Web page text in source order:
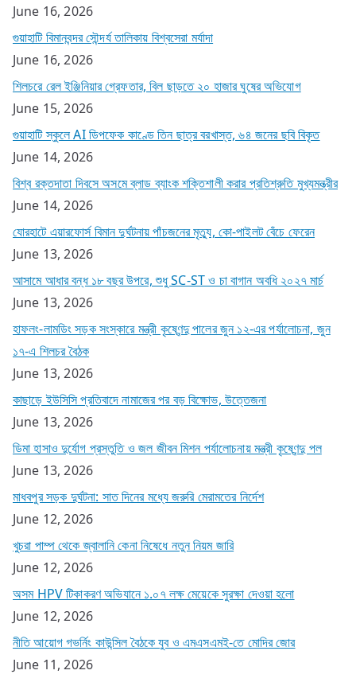
June 16, 2026
গুয়াহাটি বিমানবন্দর সৌন্দর্য তালিকায় বিশ্বসেরা মর্যাদা
June 16, 2026
শিলচরে রেল ইঞ্জিনিয়ার গ্রেফতার, বিল ছাড়তে ২০ হাজার ঘুষের অভিযোগ
June 15, 2026
গুয়াহাটি স্কুলে AI ডিপফেক কাণ্ডে তিন ছাত্র বরখাস্ত, ৬৪ জনের ছবি বিকৃত
June 14, 2026
বিশ্ব রক্তদাতা দিবসে অসমে ব্লাড ব্যাংক শক্তিশালী করার প্রতিশ্রুতি মুখ্যমন্ত্রীর
June 14, 2026
যোরহাটে এয়ারফোর্স বিমান দুর্ঘটনায় পাঁচজনের মৃত্যু, কো-পাইলট বেঁচে ফেরেন
June 13, 2026
আসামে আধার বন্ধ ১৮ বছর উপরে, শুধু SC-ST ও চা বাগান অবধি ২০২৭ মার্চ
June 13, 2026
হাফলং-লামডিং সড়ক সংস্কারে মন্ত্রী কৃষ্ণেন্দু পালের জুন ১২-এর পর্যালোচনা, জুন
১৭-এ শিলচর বৈঠক
June 13, 2026
কাছাড়ে ইউসিসি প্রতিবাদে নামাজের পর বড় বিক্ষোভ, উত্তেজনা
June 13, 2026
ডিমা হাসাও দুর্যোগ প্রস্তুতি ও জল জীবন মিশন পর্যালোচনায় মন্ত্রী কৃষ্ণেন্দু পল
June 13, 2026
মাধবপুর সড়ক দুর্ঘটনা: সাত দিনের মধ্যে জরুরি মেরামতের নির্দেশ
June 12, 2026
খুচরা পাম্প থেকে জ্বালানি কেনা নিষেধে নতুন নিয়ম জারি
June 12, 2026
অসম HPV টিকাকরণ অভিযানে ১.০৭ লক্ষ মেয়েকে সুরক্ষা দেওয়া হলো
June 12, 2026
নীতি আয়োগ গভর্নিং কাউন্সিল বৈঠকে যুব ও এমএসএমই-তে মোদির জোর
June 11, 2026